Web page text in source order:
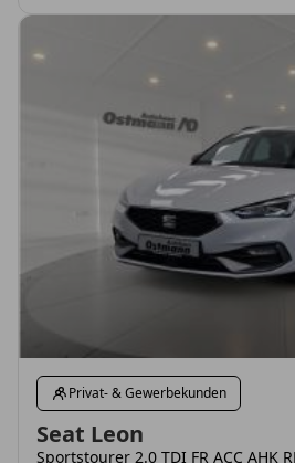
Privat- & Gewerbekunden
Seat Leon
Sportstourer 2.0 TDI FR ACC AHK